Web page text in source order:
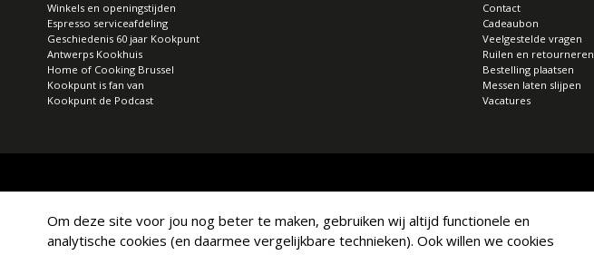
Winkels en openingstijden
Espresso serviceafdeling
Geschiedenis 60 jaar Kookpunt
Antwerps Kookhuis
Home of Cooking Brussel
Kookpunt is fan van
Kookpunt de Podcast
Contact
Cadeaubon
Veelgestelde vragen
Ruilen en retourneren
Bestelling plaatsen
Messen laten slijpen
Vacatures
Om deze site voor jou nog beter te maken, gebruiken wij altijd functionele en
analytische cookies (en daarmee vergelijkbare technieken). Ook willen we cookies